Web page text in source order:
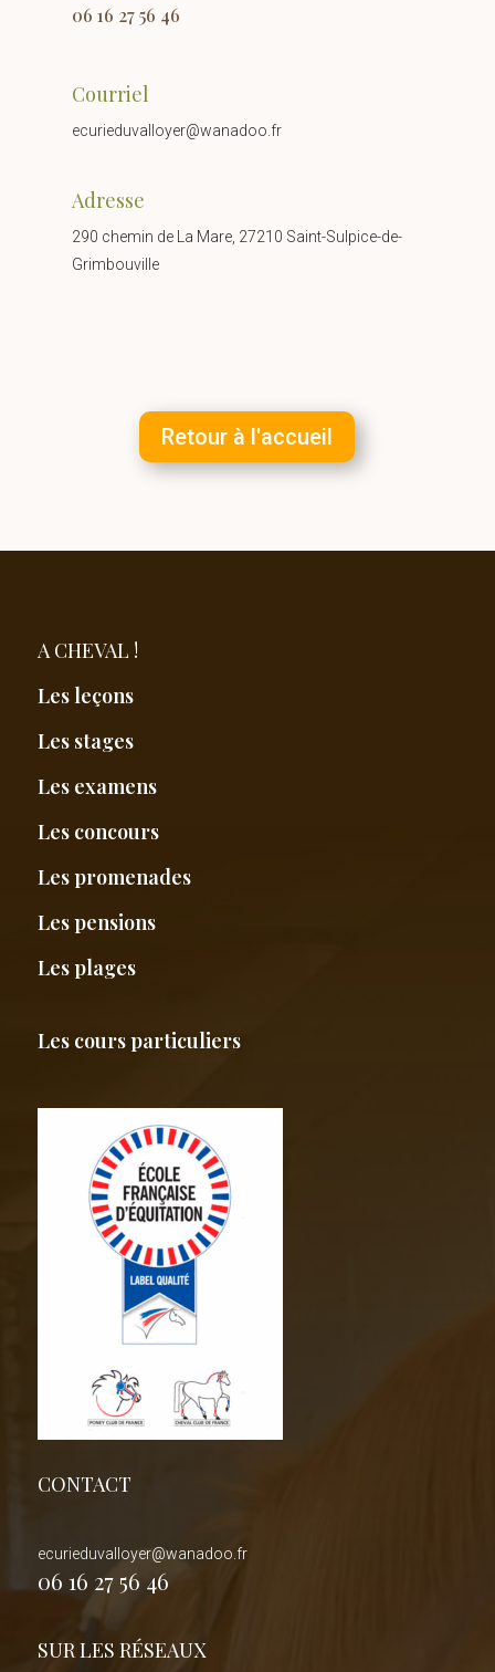
06 16 27 56 46
Courriel
ecurieduvalloyer@wanadoo.fr
Adresse
290 chemin de La Mare, 27210 Saint-Sulpice-de-
Grimbouville
Retour à l'accueil
A CHEVAL !
Les leçons
Les stages
Les examens
Les concours
Les promenades
Les pensions
Les plages
Les cours particuliers
CONTACT
ecurieduvalloyer@wanadoo.fr
06 16 27 56 46
SUR LES RÉSEAUX